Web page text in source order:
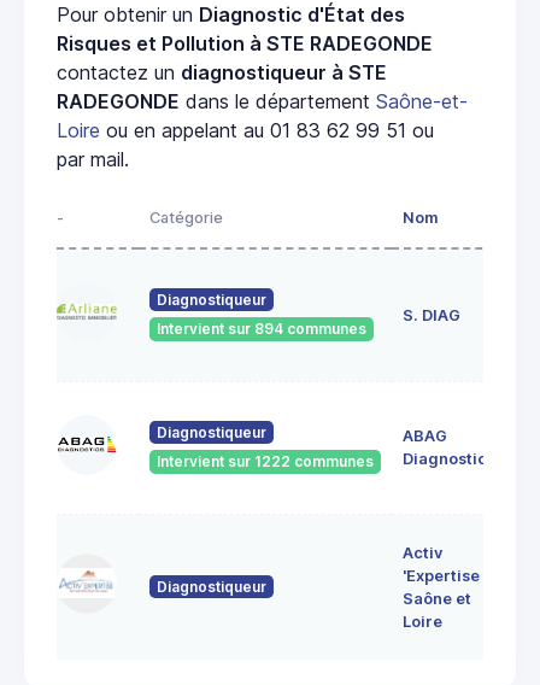
Pour obtenir un Diagnostic d'État des
Risques et Pollution à STE RADEGONDE
contactez un diagnostiqueur à STE
RADEGONDE dans le département Saône-et-
Loire ou en appelant au 01 83 62 99 51 ou
par mail.
- Catégorie Nom
Diagnostiqueur
Intervient sur 894 communes
S. DIAG
Diagnostiqueur
Intervient sur 1222 communes
ABAG
Diagnostics
Diagnostiqueur
Activ
'Expertise
Saône et
Loire